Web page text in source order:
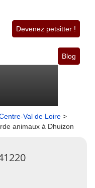
Devenez petsitter !
Blog
Val de Loire >
animaux à Dhuizon